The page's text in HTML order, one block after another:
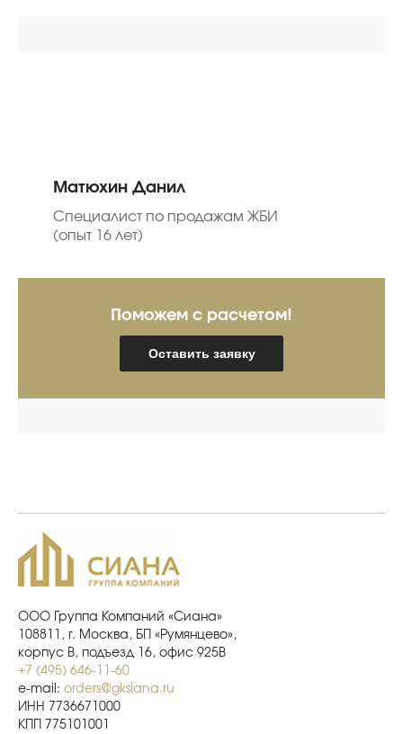
Матюхин Данил
Специалист по продажам ЖБИ
(опыт 16 лет)
Поможем с расчетом!
Оставить заявку
ООО Группа Компаний «Сиана»
108811, г. Москва, БП «Румянцево»,
корпус В, подъезд 16, офис 925В
+7 (495) 646-11-60
e-mail: orders@gksiana.ru
ИНН 7736671000
КПП 775101001